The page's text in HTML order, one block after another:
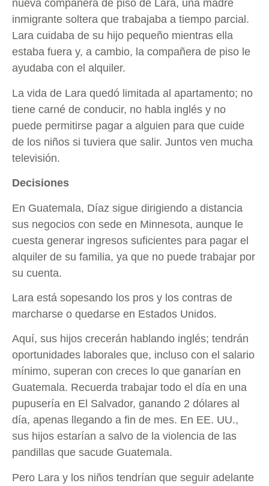
nueva compañera de piso de Lara, una madre
inmigrante soltera que trabajaba a tiempo parcial.
Lara cuidaba de su hijo pequeño mientras ella
estaba fuera y, a cambio, la compañera de piso le
ayudaba con el alquiler.
La vida de Lara quedó limitada al apartamento; no
tiene carné de conducir, no habla inglés y no
puede permitirse pagar a alguien para que cuide
de los niños si tuviera que salir. Juntos ven mucha
televisión.
Decisiones
En Guatemala, Díaz sigue dirigiendo a distancia
sus negocios con sede en Minnesota, aunque le
cuesta generar ingresos suficientes para pagar el
alquiler de su familia, ya que no puede trabajar por
su cuenta.
Lara está sopesando los pros y los contras de
marcharse o quedarse en Estados Unidos.
Aquí, sus hijos crecerán hablando inglés; tendrán
oportunidades laborales que, incluso con el salario
mínimo, superan con creces lo que ganarían en
Guatemala. Recuerda trabajar todo el día en una
pupusería en El Salvador, ganando 2 dólares al
día, apenas llegando a fin de mes. En EE. UU.,
sus hijos estarían a salvo de la violencia de las
pandillas que sacude Guatemala.
Pero Lara y los niños tendrían que seguir adelante